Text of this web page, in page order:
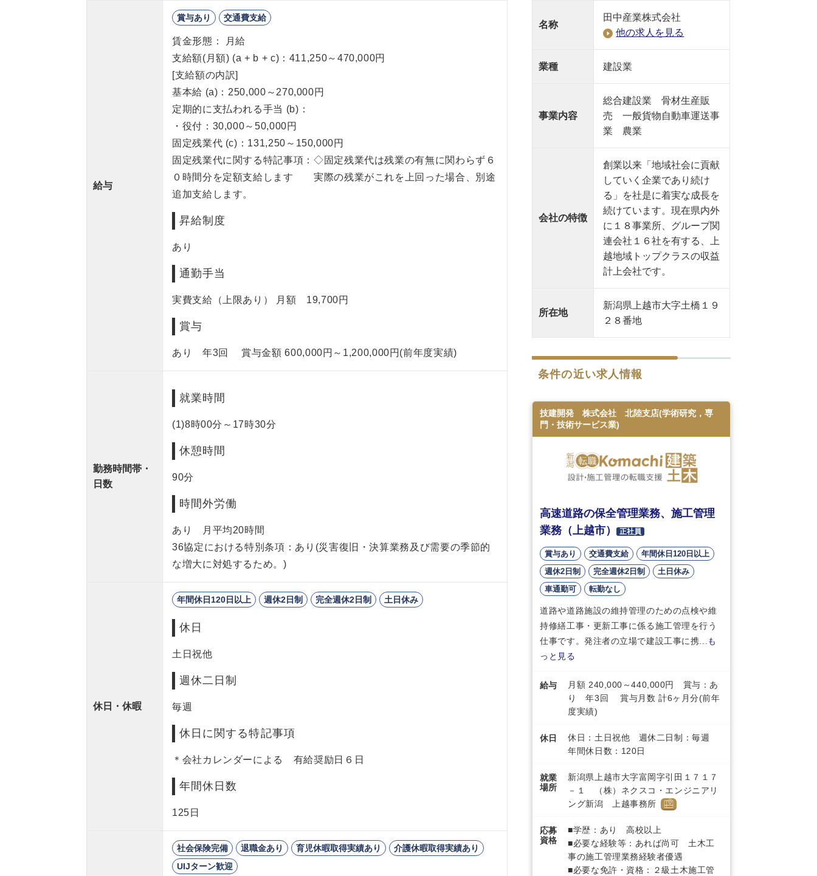
給与
賞与あり 交通費支給
賃金形態： 月給
支給額(月額) (a + b + c)：411,250～470,000円
[支給額の内訳]
基本給 (a)：250,000～270,000円
定期的に支払われる手当 (b)：
・役付：30,000～50,000円
固定残業代 (c)：131,250～150,000円
固定残業代に関する特記事項：◇固定残業代は残業の有無に関わらず６
０時間分を定額支給します 実際の残業がこれを上回った場合、別途
追加支給します。
昇給制度
あり
通勤手当
実費支給（上限あり） 月額 19,700円
賞与
あり 年3回 賞与金額 600,000円～1,200,000円(前年度実績)
勤務時間帯・
日数
就業時間
(1)8時00分～17時30分
休憩時間
90分
時間外労働
あり 月平均20時間
36協定における特別条項：あり(災害復旧・決算業務及び需要の季節的
な増大に対処するため。)
休日・休暇
年間休日120日以上 週休2日制 完全週休2日制 土日休み
休日
土日祝他
週休二日制
毎週
休日に関する特記事項
＊会社カレンダーによる 有給奨励日６日
年間休日数
125日
社会保険完備 退職金あり 育児休暇取得実績あり
介護休暇取得実績あり
UIJターン歓迎
名称
田中産業株式会社
他の求人を見る
業種 建設業
事業内容
総合建設業 骨材生産販
売 一般貨物自動車運送事
業 農業
会社の特徴
創業以来「地域社会に貢献
していく企業であり続け
る」を社是に着実な成長を
続けています。現在県内外
に１８事業所、グループ関
連会社１６社を有する、上
越地域トップクラスの収益
計上会社です。
所在地
新潟県上越市大字土橋１９
２８番地
条件の近い求人情報
技建開発 株式会社 北陸支店(学術研究，専
門・技術サービス業)
高速道路の保全管理業務、施工管理
業務（上越市） 正社員
賞与あり 交通費支給
年間休日120日以上
週休2日制
完全週休2日制
土日休み
車通勤可
転勤なし
道路や道路施設の維持管理のための点検や維
持修繕工事・更新工事に係る施工管理を行う
仕事です。発注者の立場で建設工事に携...
も
っと見る
給与
月額 240,000～440,000円 賞与：あ
り 年3回 賞与月数 計6ヶ月分(前年
度実績)
休日
休日：土日祝他 週休二日制：毎週
年間休日数：120日
就業
場所
新潟県上越市大字富岡字引田１７１７
－１ （株）ネクスコ・エンジニアリ
ング新潟 上越事務所
応募
資格
■学歴：あり 高校以上
■必要な経験等：あれば尚可 土木工
事の施工管理業務経験者優遇
■必要な免許・資格：２級土木施工管